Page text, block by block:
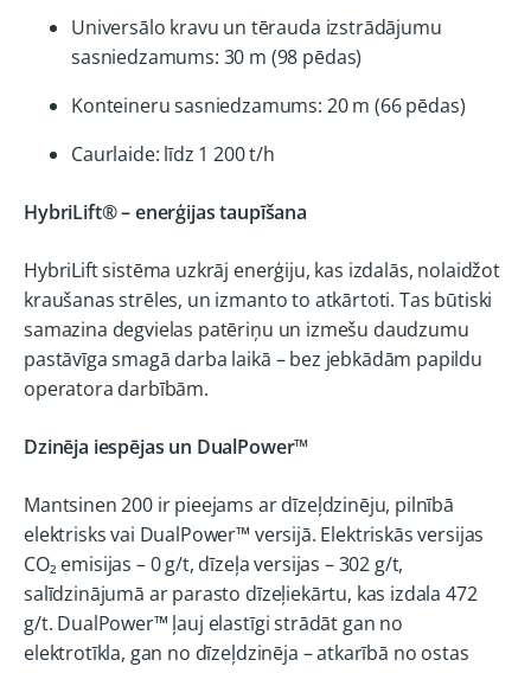
Universālo kravu un tērauda izstrādājumu
sasniedzamums: 30 m (98 pēdas)
Konteineru sasniedzamums: 20 m (66 pēdas)
Caurlaide: līdz 1 200 t/h
HybriLift® – enerģijas taupīšana
HybriLift sistēma uzkrāj enerģiju, kas izdalās, nolaidžot
kraušanas strēles, un izmanto to atkārtoti. Tas būtiski
samazina degvielas patēriņu un izmešu daudzumu
pastāvīga smagā darba laikā – bez jebkādām papildu
operatora darbībām.
Dzinēja iespējas un DualPower™
Mantsinen 200 ir pieejams ar dīzeļdzinēju, pilnībā
elektrisks vai DualPower™ versijā. Elektriskās versijas
CO₂ emisijas – 0 g/t, dīzeļa versijas – 302 g/t,
salīdzinājumā ar parasto dīzeļiekārtu, kas izdala 472
g/t. DualPower™ ļauj elastīgi strādāt gan no
elektrotīkla, gan no dīzeļdzinēja – atkarībā no ostas